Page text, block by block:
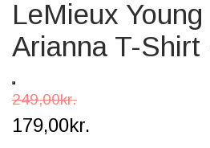
SCHLEICH® HEST &
SKOLE, KREA &
LeMieux
Arianna T-
249,00kr.
179,00kr.